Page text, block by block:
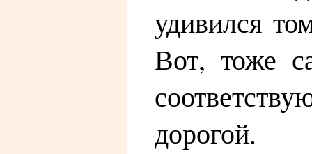
удивился
Вот, тоже
дорогой.